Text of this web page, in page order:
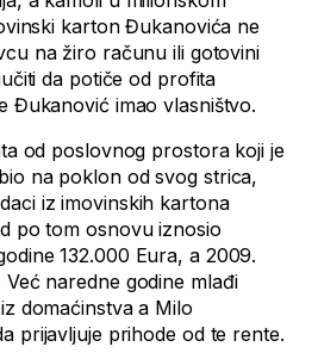
karton Đukanovića ne
na žiro računu ili gotovini
da potiče od profita
Đukanović imao vlasništvo.
od poslovnog prostora koji je
na poklon od svog strica,
iz imovinskih kartona
po tom osnovu iznosio
132.000 Eura, a 2009.
Već naredne godine mlađi
domaćinstva a Milo
prijavljuje prihode od te rente.